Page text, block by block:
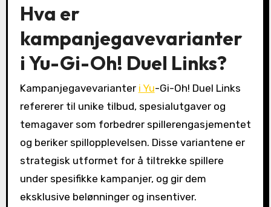
Hva er
kampanjegavevarianter
i Yu-Gi-Oh! Duel Links?
Kampanjegavevarianter i Yu-Gi-Oh! Duel Links
refererer til unike tilbud, spesialutgaver og
temagaver som forbedrer spillerengasjementet
og beriker spillopplevelsen. Disse variantene er
strategisk utformet for å tiltrekke spillere
under spesifikke kampanjer, og gir dem
eksklusive belønninger og insentiver.